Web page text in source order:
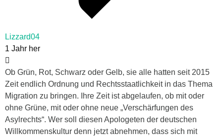
Lizzard04
1 Jahr her
Ob Grün, Rot, Schwarz oder Gelb, sie alle hatten seit 2015
Zeit endlich Ordnung und Rechtsstaatlichkeit in das Thema
Migration zu bringen. Ihre Zeit ist abgelaufen, ob mit oder
ohne Grüne, mit oder ohne neue „Verschärfungen des
Asylrechts“. Wer soll diesen Apologeten der deutschen
Willkommenskultur denn jetzt abnehmen, dass sich mit